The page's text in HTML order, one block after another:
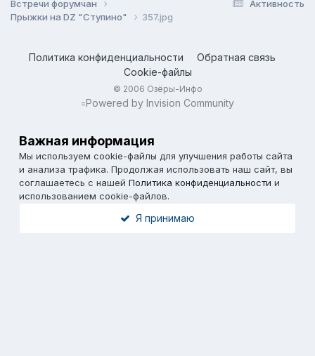
Активность
Встречи форумчан
Прыжки на DZ "Ступино"
357.jpg
Политика конфиденциальности
Обратная связь
Cookie-файлы
© 2006 Озёры-Инфо
=Powered by Invision Community
Важная информация
Мы используем cookie-файлы для улучшения работы сайта
и анализа трафика. Продолжая использовать наш сайт, вы
соглашаетесь с нашей Политика конфиденциальности и
использованием cookie-файлов.
Я принимаю